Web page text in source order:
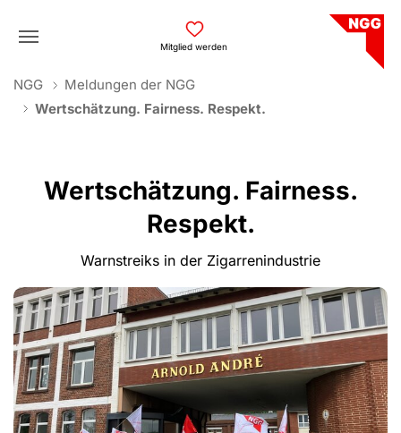
Mitglied werden
You are here:
NGG
Meldungen der NGG
Wertschätzung. Fairness. Respekt.
Wertschätzung. Fairness.
Respekt.
Warnstreiks in der Zigarrenindustrie